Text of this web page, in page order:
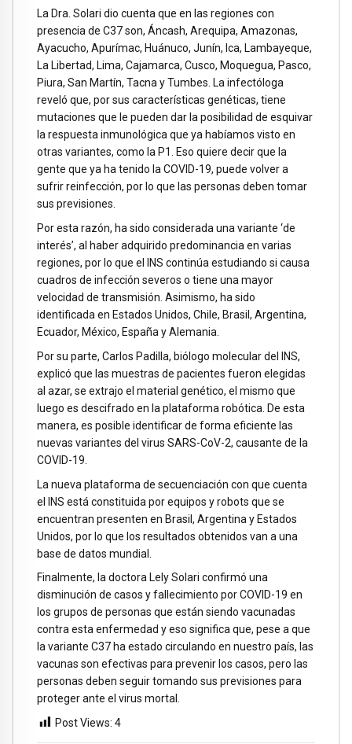
La Dra. Solari dio cuenta que en las regiones con
presencia de C37 son, Áncash, Arequipa, Amazonas,
Ayacucho, Apurímac, Huánuco, Junín, Ica, Lambayeque,
La Libertad, Lima, Cajamarca, Cusco, Moquegua, Pasco,
Piura, San Martín, Tacna y Tumbes. La infectóloga
reveló que, por sus características genéticas, tiene
mutaciones que le pueden dar la posibilidad de esquivar
la respuesta inmunológica que ya habíamos visto en
otras variantes, como la P1. Eso quiere decir que la
gente que ya ha tenido la COVID-19, puede volver a
sufrir reinfección, por lo que las personas deben tomar
sus previsiones.
Por esta razón, ha sido considerada una variante ‘de
interés’, al haber adquirido predominancia en varias
regiones, por lo que el INS continúa estudiando si causa
cuadros de infección severos o tiene una mayor
velocidad de transmisión. Asimismo, ha sido
identificada en Estados Unidos, Chile, Brasil, Argentina,
Ecuador, México, España y Alemania.
Por su parte, Carlos Padilla, biólogo molecular del INS,
explicó que las muestras de pacientes fueron elegidas
al azar, se extrajo el material genético, el mismo que
luego es descifrado en la plataforma robótica. De esta
manera, es posible identificar de forma eficiente las
nuevas variantes del virus SARS-CoV-2, causante de la
COVID-19.
La nueva plataforma de secuenciación con que cuenta
el INS está constituida por equipos y robots que se
encuentran presenten en Brasil, Argentina y Estados
Unidos, por lo que los resultados obtenidos van a una
base de datos mundial.
Finalmente, la doctora Lely Solari confirmó una
disminución de casos y fallecimiento por COVID-19 en
los grupos de personas que están siendo vacunadas
contra esta enfermedad y eso significa que, pese a que
la variante C37 ha estado circulando en nuestro país, las
vacunas son efectivas para prevenir los casos, pero las
personas deben seguir tomando sus previsiones para
proteger ante el virus mortal.
Post Views: 4